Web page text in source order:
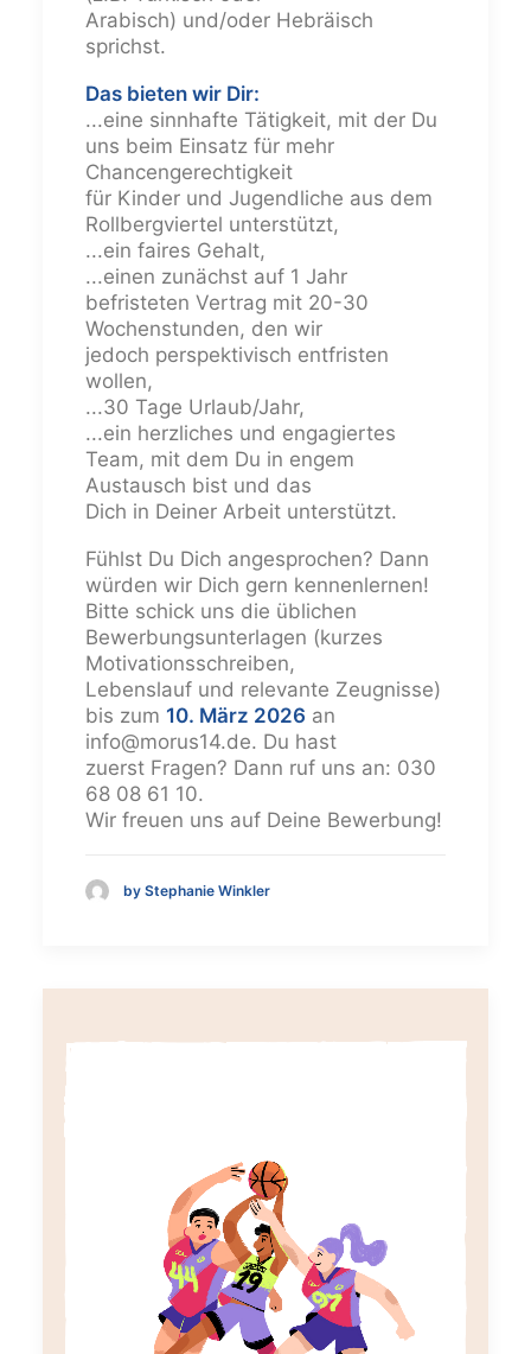
Arabisch) und/oder Hebräisch
sprichst.
Das bieten wir Dir:
...eine sinnhafte Tätigkeit, mit der Du
uns beim Einsatz für mehr
Chancengerechtigkeit
für Kinder und Jugendliche aus dem
Rollbergviertel unterstützt,
...ein faires Gehalt,
...einen zunächst auf 1 Jahr
befristeten Vertrag mit 20-30
Wochenstunden, den wir
jedoch perspektivisch entfristen
wollen,
...30 Tage Urlaub/Jahr,
...ein herzliches und engagiertes
Team, mit dem Du in engem
Austausch bist und das
Dich in Deiner Arbeit unterstützt.
Fühlst Du Dich angesprochen? Dann
würden wir Dich gern kennenlernen!
Bitte schick uns die üblichen
Bewerbungsunterlagen (kurzes
Motivationsschreiben,
Lebenslauf und relevante Zeugnisse)
bis zum 10. März 2026 an
info@morus14.de. Du hast
zuerst Fragen? Dann ruf uns an: 030
68 08 61 10.
Wir freuen uns auf Deine Bewerbung!
by Stephanie Winkler